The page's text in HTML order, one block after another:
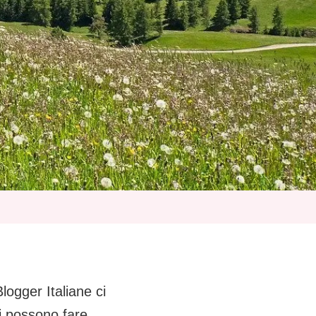
Italiane ci